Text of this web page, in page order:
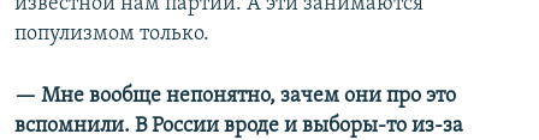
популизмом только.
— Мне вообще непонятно, зачем они про это
вспомнили. В России вроде и выборы-то из-за